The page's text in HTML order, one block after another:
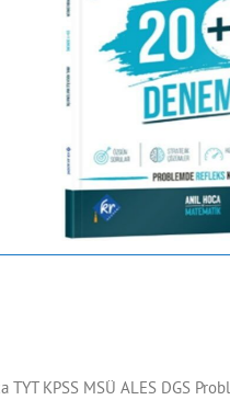
TYT KPSS MSÜ ALES DGS